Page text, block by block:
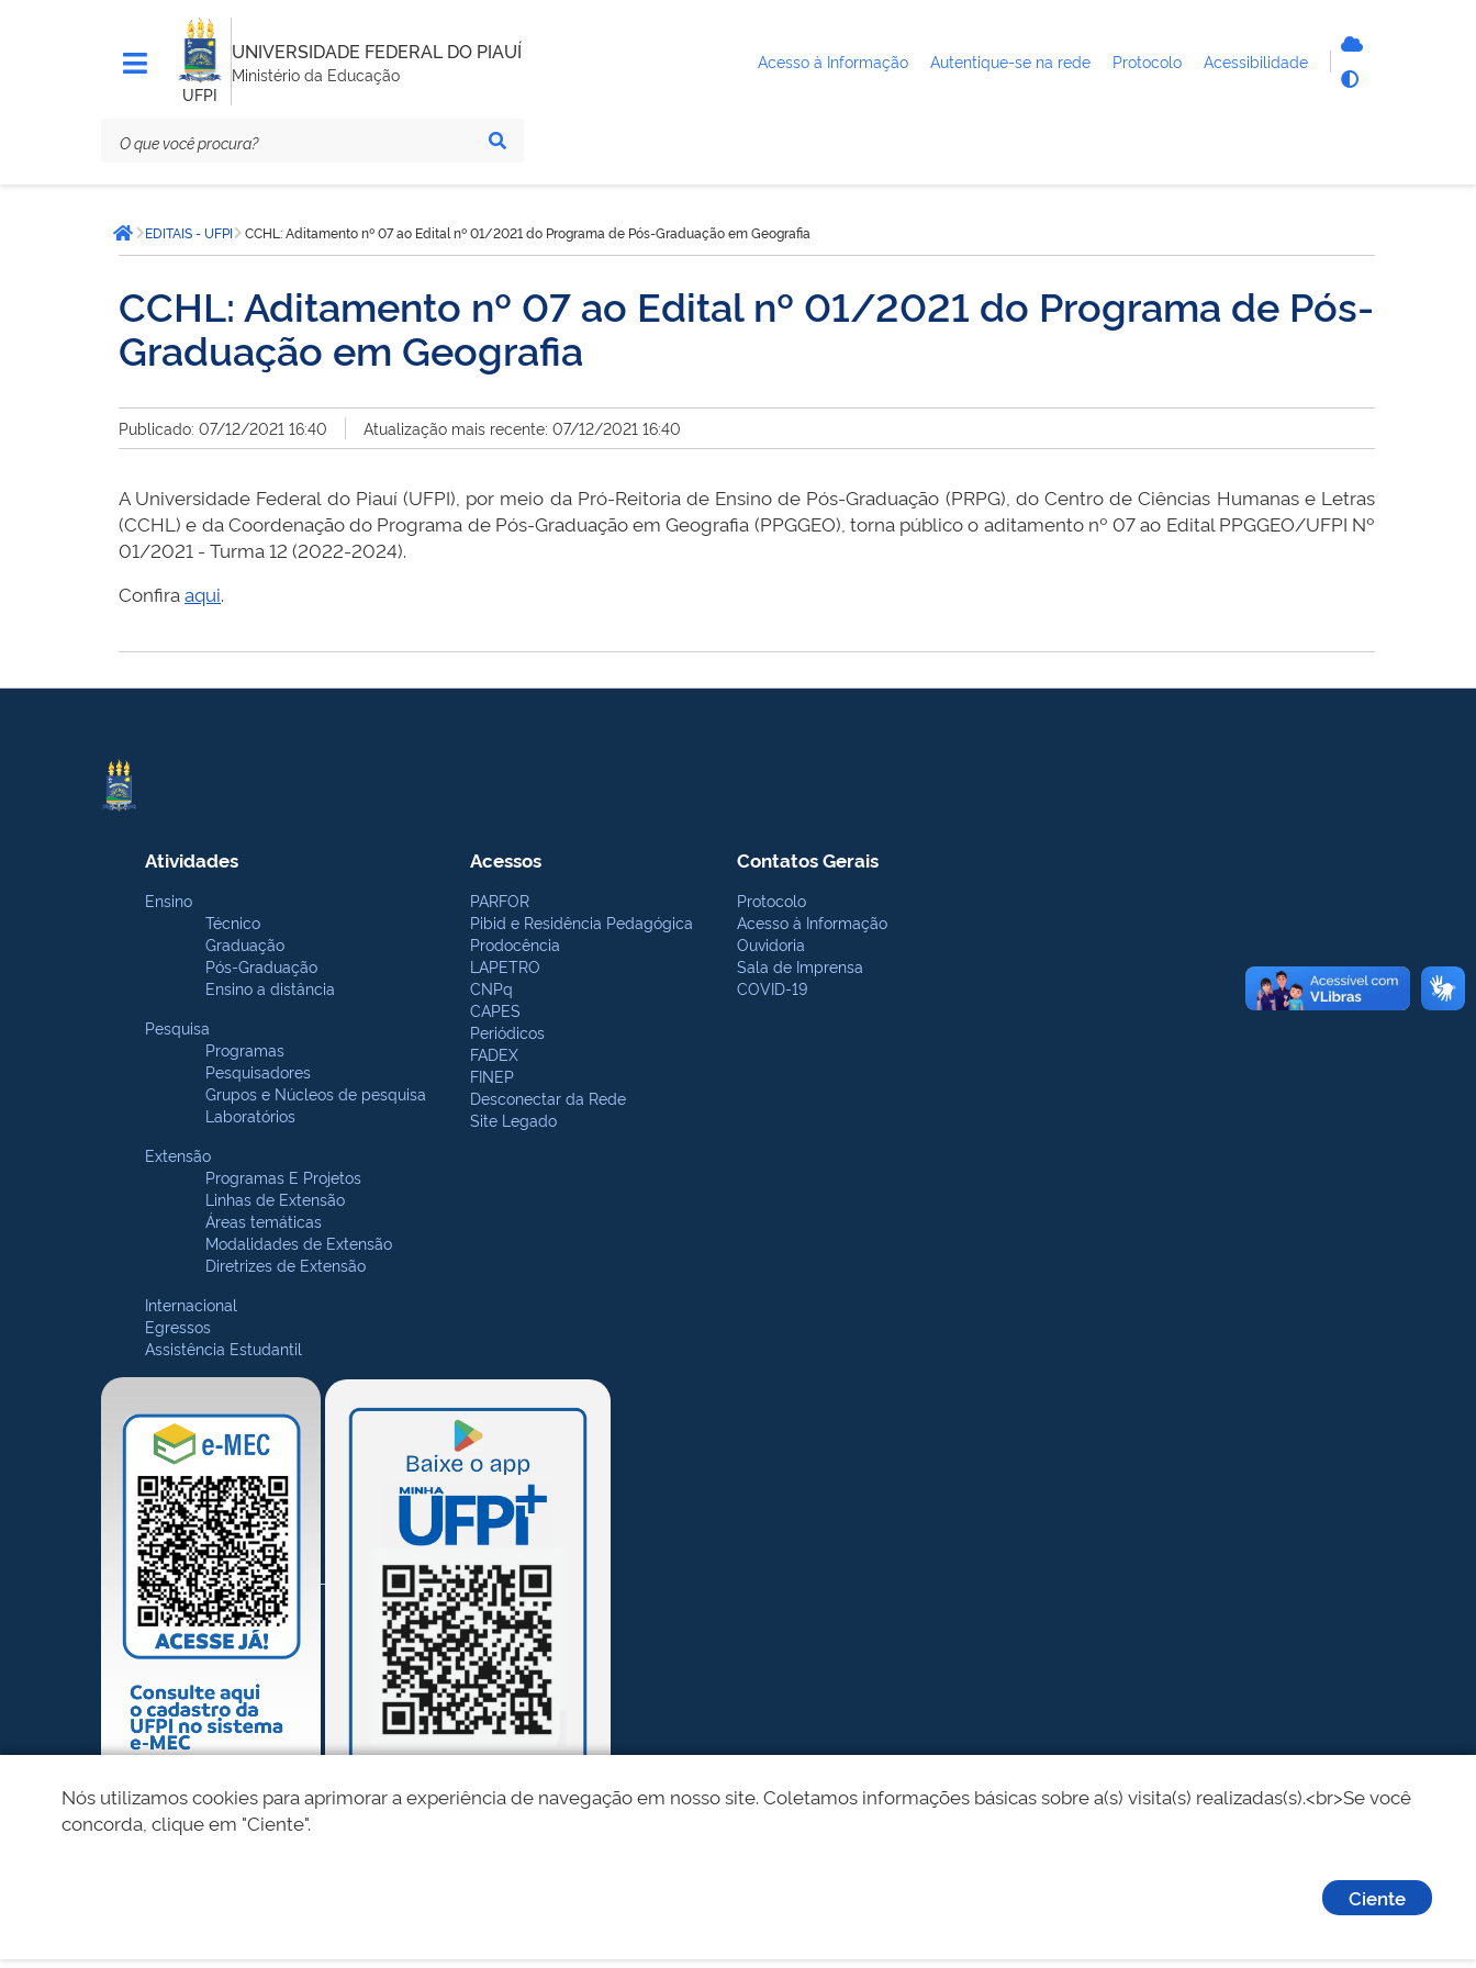
UFPI
UNIVERSIDADE FEDERAL DO PIAUÍ
Ministério da Educação
Acesso à Informação Autentique-se na rede Protocolo Acessibilidade
está
aqui:Página inicial
EDITAIS - UFPI CCHL: Aditamento nº 07 ao Edital nº 01/2021 do Programa de Pós-Graduação em Geografia
CCHL: Aditamento nº 07 ao Edital nº 01/2021 do Programa de Pós-
Graduação em Geografia
Publicado: 07/12/2021 16:40 Atualização mais recente: 07/12/2021 16:40
A Universidade Federal do Piauí (UFPI), por meio da Pró-Reitoria de Ensino de Pós-Graduação (PRPG), do Centro de Ciências Humanas e Letras
(CCHL) e da Coordenação do Programa de Pós-Graduação em Geografia (PPGGEO), torna público o aditamento nº 07 ao Edital PPGGEO/UFPI Nº
01/2021 - Turma 12 (2022-2024).
Confiraaqui.
Atividades
Ensino
Técnico
Graduação
Pós-Graduação
Ensino a distância
Pesquisa
Programas
Pesquisadores
Grupos e Núcleos de pesquisa
Laboratórios
Extensão
Programas E Projetos
Linhas de Extensão
Áreas temáticas
Modalidades de Extensão
Diretrizes de Extensão
Internacional
Egressos
Assistência Estudantil
Acessos
PARFOR
Pibid e Residência Pedagógica
Prodocência
LAPETRO
CNPq
CAPES
Periódicos
FADEX
FINEP
Desconectar da Rede
Site Legado
Contatos Gerais
Protocolo
Acesso à Informação
Ouvidoria
Sala de Imprensa
COVID-19
Nós utilizamos cookies para aprimorar a experiência de navegação em nosso site. Coletamos informações básicas sobre a(s) visita(s) realizadas(s).<br>Se você
concorda, clique em "Ciente".
Ciente